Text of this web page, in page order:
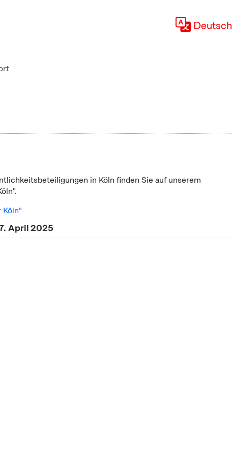
Deutsch
in Köln finden Sie auf unserem
April 2025